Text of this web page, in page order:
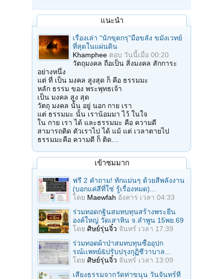
แนะนำ
เรื่องเล่า "นักขุดกรุ"มือขลัง ขมังเวทย์
ที่สุดในแผ่นดิน
Khamphee ตอบ วันนี้เมื่อ 00:20
วัตถุมงคล ถือเป็น สิ่งมงคล สักการะ
อย่างหนึ่ง
แต่ ที่ เป็น มงคล สูงสุด ก็ คือ ธรรมมะ
หลัก ธรรม ของ พระพุทธเจ้า
เป็น มงคล สูง สุด
วัตถุ มงคล นั้น อยู่ นอก กาย เรา
แต่ ธรรมมะ นั้น เราน้อมมา ไว้ ในใจ
ใน กาย เรา ได้ และธรรมมะ คือ ความดี
สามารถติด ตัวเราไป ได้ แม้ แต่ เวลาตายไป
ธรรมมะคือ ความดี ก็ ติด…
เข้าชมมาก
ฟรี 2 คำถาม! ทักแม่นๆ ด้วยสีพลังงาน
(บอกแค่สีที่ใช่ รู้เรื่องหมด)...
โดย Maewfah อังคาร เวลา 04:33
ร่วมทอดกฐินสมทบทุนสร้างพระยืน
องค์ใหญ่ วัดเสาหิน จ.ลําพูน 15พย.69
โดย ศิษย์รุ่นจิ๋ว จันทร์ เวลา 17:39
ร่วมทอดผ้าป่าสมทบทุนซื้ออุปก
รณ์เเพทย์&ปรับปรุงกุฏิชีวาบาล...
โดย ศิษย์รุ่นจิ๋ว จันทร์ เวลา 13:09
เสียงธรรมจากวัดท่าขนุน วันจันทร์ที่